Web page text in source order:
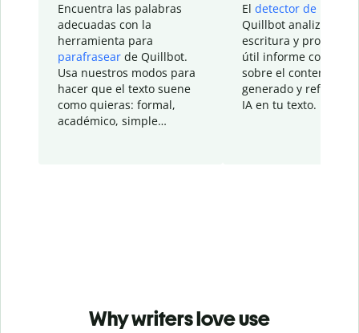
Encuentra las palabras
adecuadas con la
herramienta para
parafrasear de Quillbot.
Usa nuestros modos para
hacer que el texto suene
como quieras: formal,
académico, simple…
El detector de IA
Quillbot analiza tu
escritura y
útil informe con
sobre el contenido
generado y refinado
IA en tu texto.
Why writers love use